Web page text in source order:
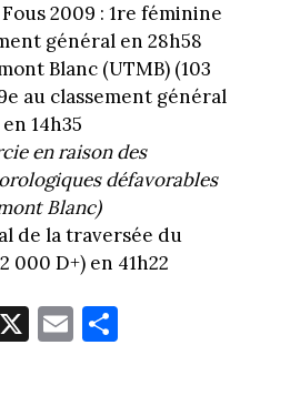
2009 : 1re féminine
général en 28h58
Blanc (UTMB) (103
au classement général
14h35
en raison des
défavorables
Blanc)
de la traversée du
000 D+) en 41h22
X E
m
Pa